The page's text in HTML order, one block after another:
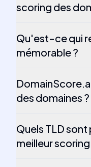
scoring des
Qu'est-ce qui
mémorable ?
des domaines ?
Quels TLD
meilleur scoring